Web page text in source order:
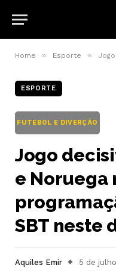
Home » Esporte » Jogo
ESPORTE
FUTEBOL E DIVERÇÃO
Jogo
e Noruega
SBT neste
Aquiles Emir 5 de